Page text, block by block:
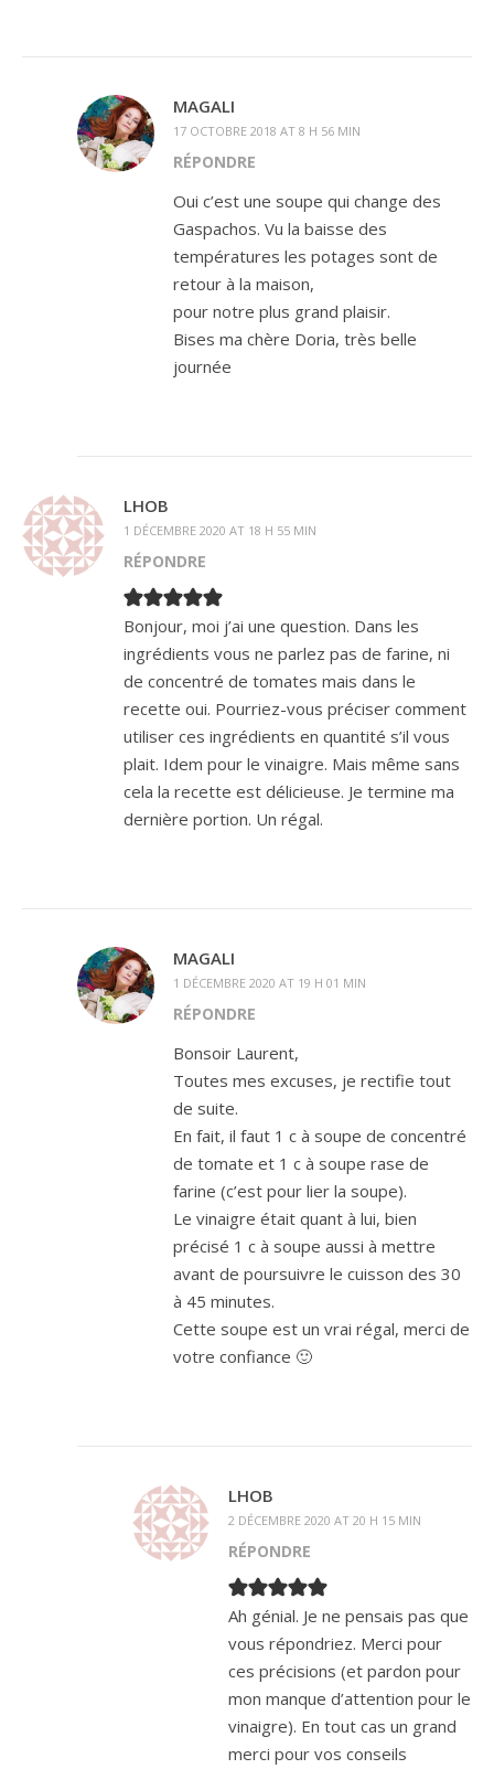
MAGALI
17 OCTOBRE 2018 AT 8 H 56 MIN
RÉPONDRE
Oui c’est une soupe qui change des
Gaspachos. Vu la baisse des
températures les potages sont de
retour à la maison,
pour notre plus grand plaisir.
Bises ma chère Doria, très belle
journée
LHOB
1 DÉCEMBRE 2020 AT 18 H 55 MIN
RÉPONDRE
Bonjour, moi j’ai une question. Dans les
ingrédients vous ne parlez pas de farine, ni
de concentré de tomates mais dans le
recette oui. Pourriez-vous préciser comment
utiliser ces ingrédients en quantité s’il vous
plait. Idem pour le vinaigre. Mais même sans
cela la recette est délicieuse. Je termine ma
dernière portion. Un régal.
MAGALI
1 DÉCEMBRE 2020 AT 19 H 01 MIN
RÉPONDRE
Bonsoir Laurent,
Toutes mes excuses, je rectifie tout
de suite.
En fait, il faut 1 c à soupe de concentré
de tomate et 1 c à soupe rase de
farine (c’est pour lier la soupe).
Le vinaigre était quant à lui, bien
précisé 1 c à soupe aussi à mettre
avant de poursuivre le cuisson des 30
à 45 minutes.
Cette soupe est un vrai régal, merci de
votre confiance 🙂
LHOB
2 DÉCEMBRE 2020 AT 20 H 15 MIN
RÉPONDRE
Ah génial. Je ne pensais pas que
vous répondriez. Merci pour
ces précisions (et pardon pour
mon manque d’attention pour le
vinaigre). En tout cas un grand
merci pour vos conseils